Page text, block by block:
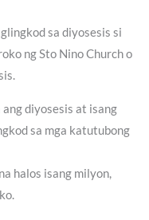
sa diyosesis si
ng Sto Nino Church o
diyosesis at isang
sa mga katutubong
halos isang milyon,